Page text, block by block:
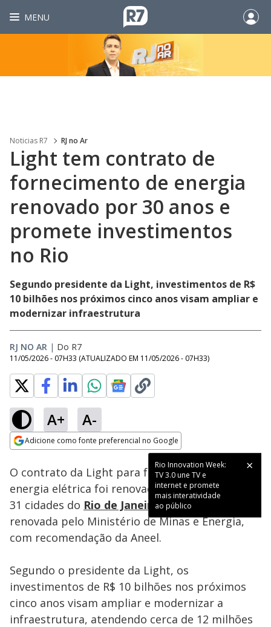
MENU
Noticias R7 RJ no Ar
Light tem contrato de
fornecimento de energia
renovado por 30 anos e
promete investimentos
no Rio
Segundo presidente da Light, investimentos de R$
10 bilhões nos próximos cinco anos visam ampliar e
modernizar infraestrutura
RJ NO AR | Do R7
11/05/2026 - 07H33 (ATUALIZADO EM 11/05/2026 - 07H33)
A+ A-
Adicione como fonte preferencial no Google
Rio Innovation Week:
TV 3.0 une TV e
internet e promete
mais interatividade
ao público
Ativar
Loaded:
42.45%
O contrato da Light para fornecimento de
energia elétrica foi renovado por 30 anos para
31 cidades do Rio de Janeiro. A concessão foi
renovada pelo Ministério de Minas e Energia,
com recomendação da Aneel.
Segundo o presidente da Light, os
investimentos de R$ 10 bilhões nos próximos
cinco anos visam ampliar e modernizar a
infraestrutura, atendendo cerca de 12 milhões